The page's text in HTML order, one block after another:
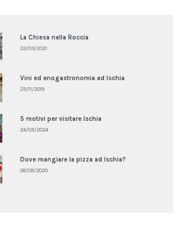
La Chiesa nella Roccia
22/03/2021
Vini ed enogastronomia ad Ischia
25/11/2019
5 motivi per visitare Ischia
24/05/2024
Dove mangiare la pizza ad Ischia?
08/09/2020